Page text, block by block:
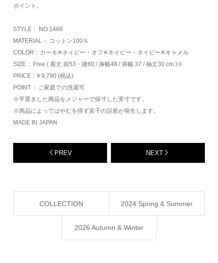
ポイント。
STYLE： NO.1466
MATERIAL： コットン100％
COLOR：カーキ✕ネイビー・オフ✕ネイビー・ネイビー✕キャメル
SIZE： Free ( 着丈 前53・後60 / 身幅48 / 肩幅 37 / 袖丈30 cm )※
PRICE : ￥9,790 (税込)
POINT ：ご家庭での洗濯可
※平置きした商品をメジャーで採寸した実寸です。
※商品によってはやむを得ず若干の誤差が発生します。
MADE IN JAPAN
PREV NEXT
COLLECTION 2024 Spring & Summer
2026 Autumn & Winter